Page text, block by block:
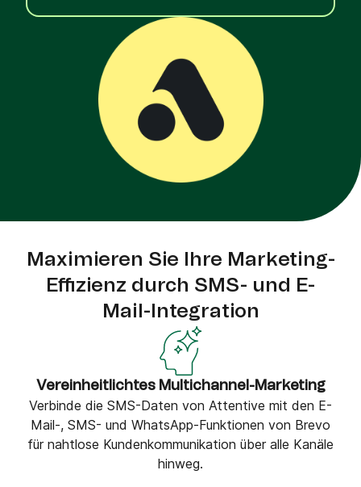
Maximieren Sie Ihre Marketing-
Effizienz durch SMS- und E-
Mail-Integration
Vereinheitlichtes Multichannel-Marketing
Verbinde die SMS-Daten von Attentive mit den E-
Mail-, SMS- und WhatsApp-Funktionen von Brevo
für nahtlose Kundenkommunikation über alle Kanäle
hinweg.